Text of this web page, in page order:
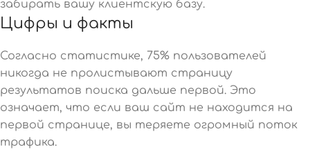
забирать вашу клиентскую базу.
Цифры и факты
Согласно статистике, 75% пользователей
никогда не пролистывают страницу
результатов поиска дальше первой. Это
означает, что если ваш сайт не находится на
первой странице, вы теряете огромный поток
трафика.